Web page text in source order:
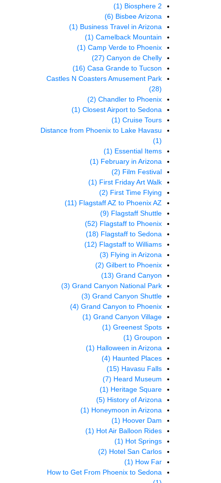
Biosphere 2
(1)
Bisbee Arizona
(6)
Business Travel in Arizona
(1)
Camelback Mountain
(1)
Camp Verde to Phoenix
(1)
Canyon de Chelly
(27)
Casa Grande to Tucson
(16)
Castles N Coasters Amusement Park
(28)
Chandler to Phoenix
(2)
Closest Airport to Sedona
(1)
Cruise Tours
(1)
Distance from Phoenix to Lake Havasu
(1)
Essential Items
(1)
February in Arizona
(1)
Film Festival
(2)
First Friday Art Walk
(1)
First Time Flying
(2)
Flagstaff AZ to Phoenix AZ
(11)
Flagstaff Shuttle
(9)
Flagstaff to Phoenix
(52)
Flagstaff to Sedona
(18)
Flagstaff to Williams
(12)
Flying in Arizona
(3)
Gilbert to Phoenix
(2)
Grand Canyon
(13)
Grand Canyon National Park
(3)
Grand Canyon Shuttle
(3)
Grand Canyon to Phoenix
(4)
Grand Canyon Village
(1)
Greenest Spots
(1)
Groupon
(1)
Halloween in Arizona
(1)
Haunted Places
(4)
Havasu Falls
(15)
Heard Museum
(7)
Heritage Square
(1)
History of Arizona
(5)
Honeymoon in Arizona
(1)
Hoover Dam
(1)
Hot Air Balloon Rides
(1)
Hot Springs
(1)
Hotel San Carlos
(2)
How Far
(1)
How to Get From Phoenix to Sedona